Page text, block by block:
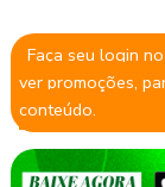
Faça seu login
ver promoções,
conteúdo.